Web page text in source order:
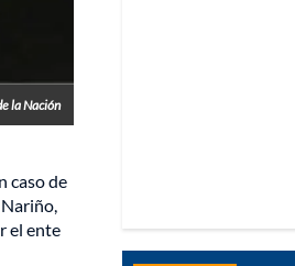
la Nación
caso de
el ente